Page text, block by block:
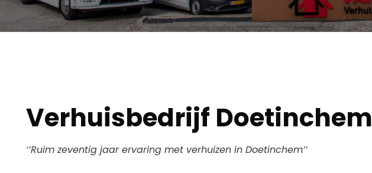
Verhuisbedrijf Doetinchem
‘’Ruim zeventig jaar ervaring met verhuizen in Doetinchem’’